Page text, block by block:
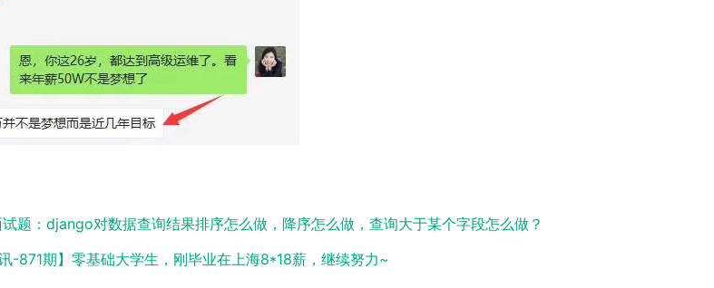
题：django对数据查询结果排序怎么做，降序怎么做，查询大于某个字段怎么做？
讯-871期】零基础大学生，刚毕业在上海8*18薪，继续努力~